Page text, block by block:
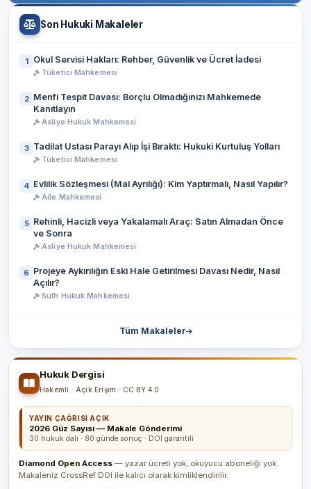
Son Hukuki Makaleler
1 Okul Servisi Hakları: Rehber, Güvenlik ve Ücret İadesi
Tüketici Mahkemesi
2 Menfi Tespit Davası: Borçlu Olmadığınızı Mahkemede
Kanıtlayın
Asliye Hukuk Mahkemesi
3 Tadilat Ustası Parayı Alıp İşi Bıraktı: Hukuki Kurtuluş Yolları
Tüketici Mahkemesi
4 Evlilik Sözleşmesi (Mal Ayrılığı): Kim Yaptırmalı, Nasıl Yapılır?
Aile Mahkemesi
5 Rehinli, Hacizli veya Yakalamalı Araç: Satın Almadan Önce
ve Sonra
Asliye Hukuk Mahkemesi
6 Projeye Aykırılığın Eski Hale Getirilmesi Davası Nedir, Nasıl
Açılır?
Sulh Hukuk Mahkemesi
Tüm Makaleler
Hukuk Dergisi
Hakemli · Açık Erişim · CC BY 4.0
YAYIN ÇAĞRISI AÇIK
2026 Güz Sayısı — Makale Gönderimi
30 hukuk dalı · 80 günde sonuç · DOI garantili
Diamond Open Access — yazar ücreti yok, okuyucu aboneliği yok.
Makaleniz CrossRef DOI ile kalıcı olarak kimliklendirilir.